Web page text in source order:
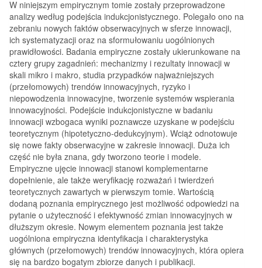
W niniejszym empirycznym tomie zostały przeprowadzone
analizy według podejścia indukcjonistycznego. Polegało ono na
zebraniu nowych faktów obserwacyjnych w sferze innowacji,
ich systematyzacji oraz na sformułowaniu uogólnionych
prawidłowości. Badania empiryczne zostały ukierunkowane na
cztery grupy zagadnień: mechanizmy i rezultaty innowacji w
skali mikro i makro, studia przypadków najważniejszych
(przełomowych) trendów innowacyjnych, ryzyko i
niepowodzenia innowacyjne, tworzenie systemów wspierania
innowacyjności. Podejście indukcjonistyczne w badaniu
innowacji wzbogaca wyniki poznawcze uzyskane w podejściu
teoretycznym (hipotetyczno-dedukcyjnym). Wciąż odnotowuje
się nowe fakty obserwacyjne w zakresie innowacji. Duża ich
część nie była znana, gdy tworzono teorie i modele.
Empiryczne ujęcie innowacji stanowi komplementarne
dopełnienie, ale także weryfikację rozważań i twierdzeń
teoretycznych zawartych w pierwszym tomie. Wartością
dodaną poznania empirycznego jest możliwość odpowiedzi na
pytanie o użyteczność i efektywność zmian innowacyjnych w
dłuższym okresie. Nowym elementem poznania jest także
uogólniona empiryczna identyfikacja i charakterystyka
głównych (przełomowych) trendów innowacyjnych, która opiera
się na bardzo bogatym zbiorze danych i publikacji.